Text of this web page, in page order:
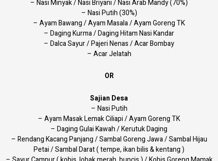
– Nasi Minyak / Nasi Briyani / Nasi Arab Mandy (70%)
– Nasi Putih (30%)
– Ayam Bawang / Ayam Masala / Ayam Goreng TK
– Daging Kurma / Daging Hitam Nasi Kandar
– Dalca Sayur / Pajeri Nenas / Acar Bombay
– Acar Jelatah
OR
Sajian Desa
– Nasi Putih
– Ayam Masak Lemak Ciliapi / Ayam Goreng TK
– Daging Gulai Kawah / Kerutuk Daging
– Rendang Kacang Panjang / Sambal Goreng Jawa / Sambal Hijau
Petai / Sambal Darat ( tempe, ikan bilis & kentang )